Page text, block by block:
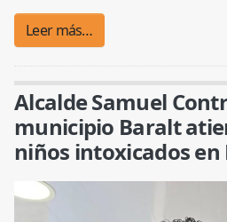
Leer más…
Alcalde Samuel
municipio Baralt
niños intoxicados